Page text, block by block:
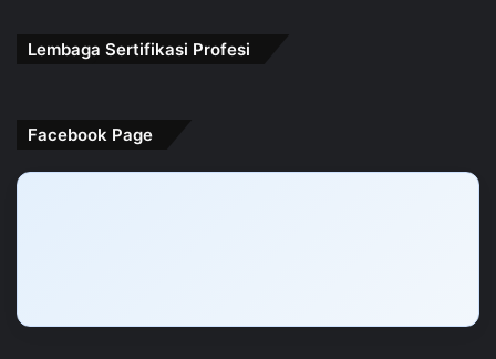
Lembaga Sertifikasi Profesi
Facebook Page